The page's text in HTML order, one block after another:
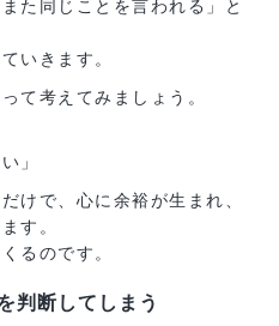
た同じことを言われる」と
いきます。
て考えてみましょう。
」
けで、心に余裕が生まれ、
す。
るのです。
判断してしまう